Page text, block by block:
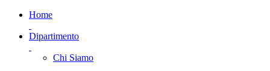
Home
Dipartimento
Chi Siamo